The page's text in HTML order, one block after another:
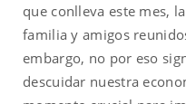
que conlleva este mes,
familia y amigos
embargo, no por eso
descuidar nuestra